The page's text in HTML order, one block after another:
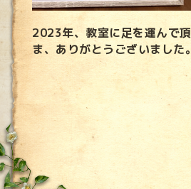
2023年、教室に足を運んで
ま、ありがとうございました。